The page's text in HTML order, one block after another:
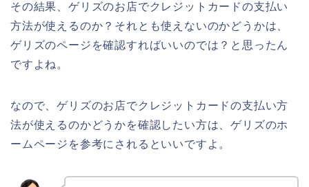
その結果、ゲリズのお店でクレジットカードの支払い
方法が使えるのか？それとも使えないのかどうかは、
ゲリズのページを確認すればいいのでは？と思ったん
ですよね。
なので、ゲリズのお店でクレジットカードの支払い方
法が使えるのかどうかを確認したい方は、ゲリズのホ
ームページを参考にされるといいですよ。